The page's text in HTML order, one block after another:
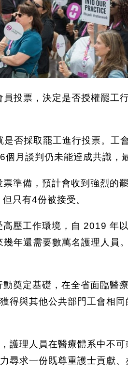
投票，決定是否授權罷工
否採取罷工進行投票。工
月談判仍未能逹成共識，
準備，預計會收到強烈的
只有4份被接受。
壓工作環境，自 2019 年
年還需要數萬名護理人員
奠定基礎，在全省面臨醫
得與其他公共部門工會相
護理人員在醫療體系中不
尋求一份既尊重護士貢獻